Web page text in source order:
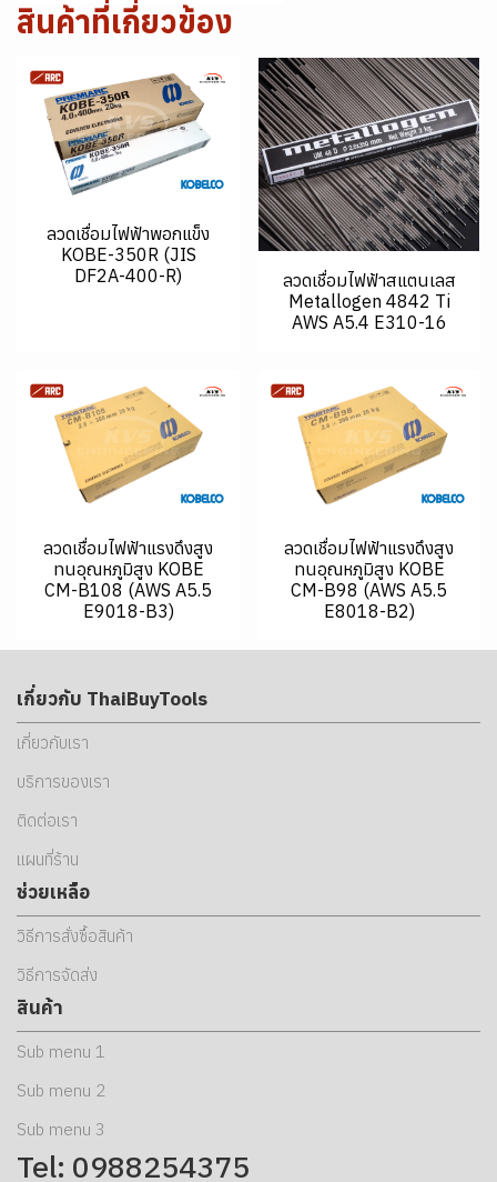
สินค้าที่เกี่ยวข้อง
ลวดเชื่อมไฟฟ้าพอกแข็ง
KOBE-350R (JIS
DF2A-400-R)
ลวดเชื่อมไฟฟ้าสแตนเลส
Metallogen 4842 Ti
AWS A5.4 E310-16
ลวดเชื่อมไฟฟ้าแรงดึงสูง
ทนอุณหภูมิสูง KOBE
CM-B108 (AWS A5.5
E9018-B3)
ลวดเชื่อมไฟฟ้าแรงดึงสูง
ทนอุณหภูมิสูง KOBE
CM-B98 (AWS A5.5
E8018-B2)
เกี่ยวกับ ThaiBuyTools
เกี่ยวกับเรา
บริการของเรา
ติดต่อเรา
แผนที่ร้าน
ช่วยเหลือ
วิธีการสั่งซื้อสินค้า
วิธีการจัดส่ง
สินค้า
Sub menu 1
Sub menu 2
Sub menu 3
Tel: 0988254375